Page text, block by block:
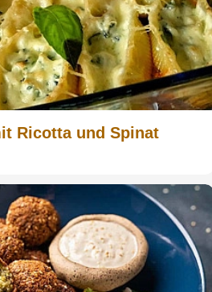
Ricotta und Spinat